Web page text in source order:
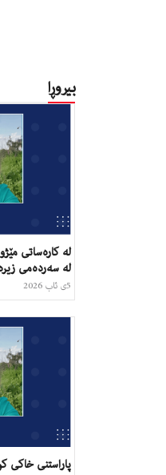
بیروڕا
لە کارەساتی
لە سەردەمی
5ی ئاب 2026
پاراستنی خاکی